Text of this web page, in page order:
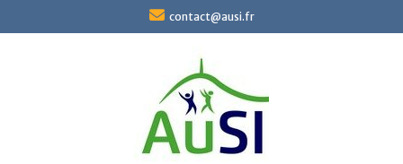
contact@ausi.fr